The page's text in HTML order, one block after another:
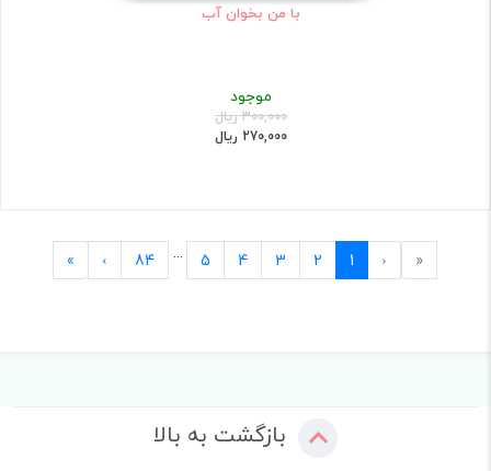
با من بخوان آب
موجود
300,000 ریال
270,000 ریال
«
First
‹
Previous
1
2
3
4
5
...
84
›
Next
»
بازگشت به بالا